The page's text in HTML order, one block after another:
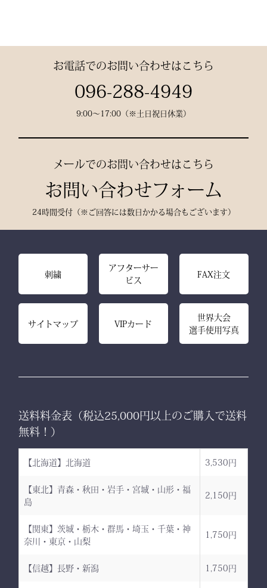
本最古クラスの木綿生地。
熟練職人の 丁寧な縫製
お電話でのお問い合わせはこちら
096-288-4949
9:00〜17:00（※土日祝日休業）
メールでのお問い合わせはこちら
お問い合わせフォーム
24時間受付（※ご回答には数日かかる場合もございます）
刺繍
アフターサー
ビス
FAX注文
サイトマップ VIPカード
世界大会
選手使用写真
送料料金表（税込25,000円以上のご購入で送料
無料！）
【北海道】北海道 3,530円
【東北】青森・秋田・岩手・宮城・山形・福
島
2,150円
【関東】茨城・栃木・群馬・埼玉・千葉・神
奈川・東京・山梨
1,750円
【信越】長野・新潟 1,750円